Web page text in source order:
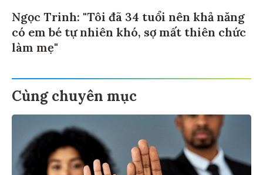
Ngọc Trinh: "Tôi đã 34 tuổi nên khả năng
có em bé tự nhiên khó, sợ mất thiên chức
làm mẹ"
Cùng chuyên mục